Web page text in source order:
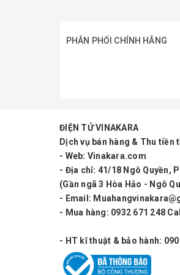
PHÂN PHỐI CHÍNH HÃNG
ĐIỆN TỬ VINAKARA
Dịch vụ bán hàng & Thu tiền
- Web: Vinakara.com
- Địa chỉ: 41/18 Ngô Quyền,
(Gần ngã 3 Hòa Hảo - Ngô
- Email:
- Mua hàng: 0932 671 248
- HT kĩ thuật & bảo hành: